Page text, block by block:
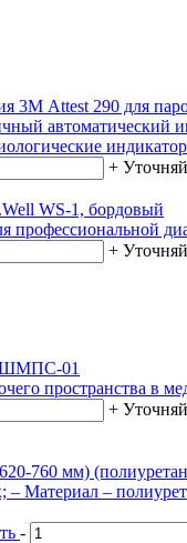
3М Attest 290 для
автоматический
+
WS-1, бордовый
+
ШМПС-01
пространства в
+
760 мм)
– Материал –
-